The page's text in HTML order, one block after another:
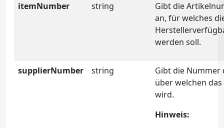
itemNumber
string
Gibt die
an, für welches
werden soll.
supplierNumber string
Gibt die Nummer
über welchen
wird.
Hinweis: